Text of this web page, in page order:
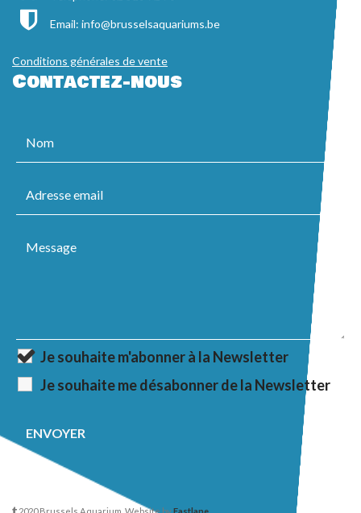
Email: info@brusselsaquariums.be
Conditions générales de vente
Contactez-nous
Je souhaite m'abonner à la Newsletter
Je souhaite me désabonner de la Newsletter
2020 Brussels Aquarium. Website byFastlane